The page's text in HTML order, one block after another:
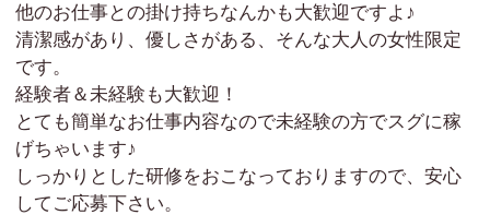
他のお仕事との掛け持ちなんかも大歓迎ですよ♪
清潔感があり、優しさがある、そんな大人の女性限定
です。
経験者＆未経験も大歓迎！
とても簡単なお仕事内容なので未経験の方でスグに稼
げちゃいます♪
しっかりとした研修をおこなっておりますので、安心
してご応募下さい。